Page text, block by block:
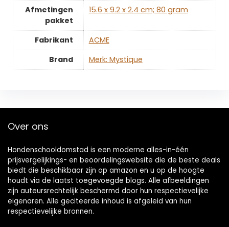
Afmetingen
pakket
‎15.6 x 9.2 x 2.4 cm; 80 gram
Fabrikant
‎ACME
Brand
Merk: Mystique
Over ons
Hondenschooldomstad is een moderne alles-in-één
prijsvergelijkings- en beoordelingswebsite die de beste deals
biedt die beschikbaar zijn op amazon en u op de hoogte
houdt via de laatst toegevoegde blogs. Alle afbeeldingen
zijn auteursrechtelijk beschermd door hun respectievelijke
eigenaren. Alle geciteerde inhoud is afgeleid van hun
respectievelijke bronnen.